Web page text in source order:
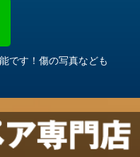
です！傷の写真なども